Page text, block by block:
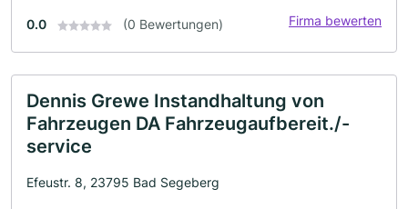
0.0 (0 Bewertungen) Firma bewerten
Dennis Grewe Instandhaltung von
Fahrzeugen DA Fahrzeugaufbereit./-
service
Efeustr. 8, 23795 Bad Segeberg